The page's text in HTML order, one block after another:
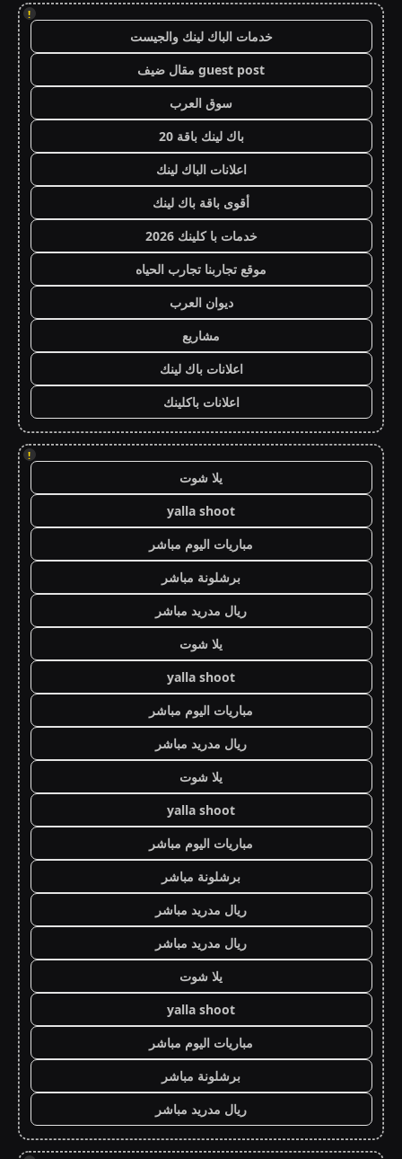
!
خدمات الباك لينك والجيست
guest post مقال ضيف
سوق العرب
باك لينك باقة 20
اعلانات الباك لينك
أقوى باقة باك لينك
خدمات با كلينك 2026
موقع تجاربنا تجارب الحياه
ديوان العرب
مشاريع
اعلانات باك لينك
اعلانات باكلينك
!
يلا شوت
yalla shoot
مباريات اليوم مباشر
برشلونة مباشر
ريال مدريد مباشر
يلا شوت
yalla shoot
مباريات اليوم مباشر
ريال مدريد مباشر
يلا شوت
yalla shoot
مباريات اليوم مباشر
برشلونة مباشر
ريال مدريد مباشر
ريال مدريد مباشر
يلا شوت
yalla shoot
مباريات اليوم مباشر
برشلونة مباشر
ريال مدريد مباشر